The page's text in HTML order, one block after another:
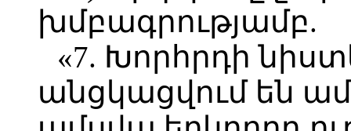
խմբագրությամբ.
«7. Խորհրդի
անցկացվում են